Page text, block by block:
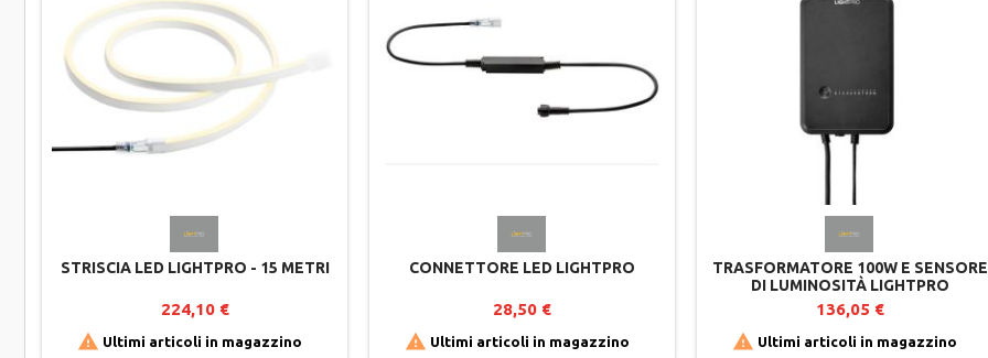
STRISCIA LED LIGHTPRO - 15 METRI
224,10 €
 Ultimi articoli in magazzino
CONNETTORE LED LIGHTPRO
28,50 €
 Ultimi articoli in magazzino
TRASFORMATORE 100W E SENSORE
DI LUMINOSITÀ LIGHTPRO
136,05 €
 Ultimi articoli in magazzino